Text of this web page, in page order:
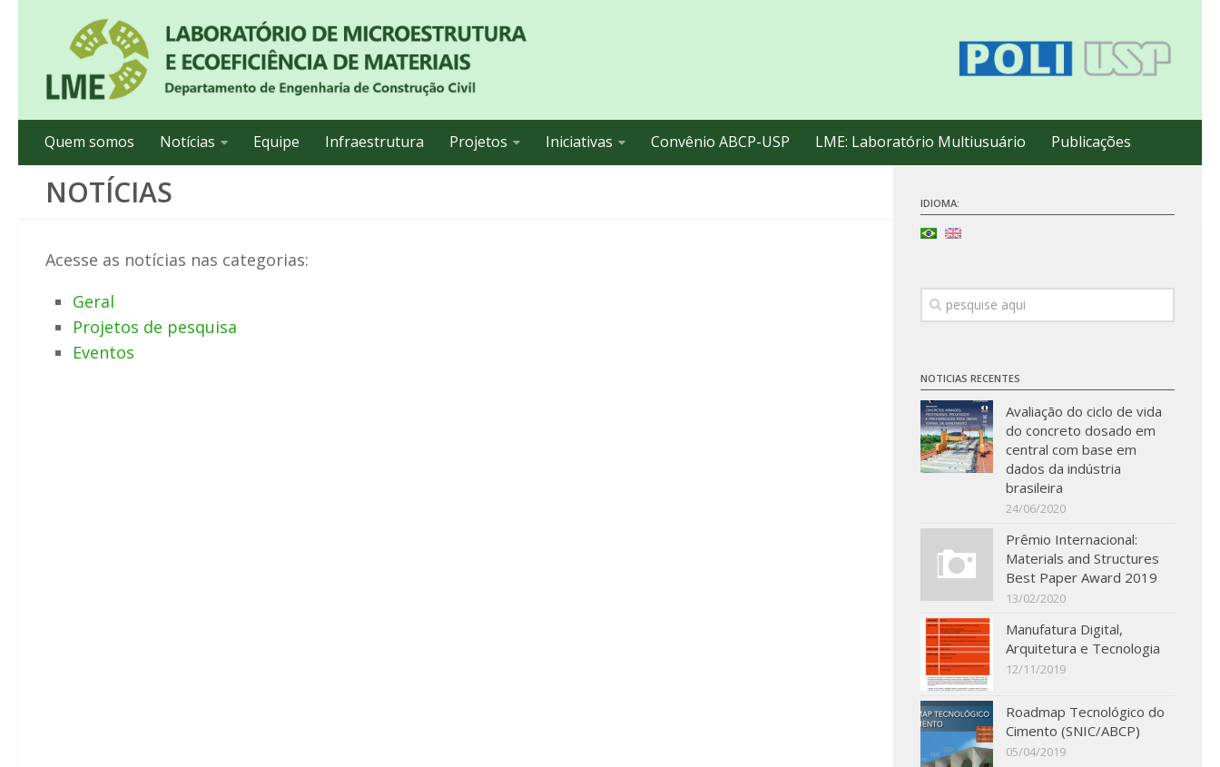
Quem somos Notícias Equipe Infraestrutura Projetos Iniciativas Convênio ABCP-USP LME: Laboratório Multiusuário Publicações
NOTÍCIAS
Acesse as notícias nas categorias:
Geral
Projetos de pesquisa
Eventos
IDIOMA:
NOTICIAS RECENTES
Avaliação do ciclo de vida
do concreto dosado em
central com base em
dados da indústria
brasileira
24/06/2020
Prêmio Internacional:
Materials and Structures
Best Paper Award 2019
13/02/2020
Manufatura Digital,
Arquitetura e Tecnologia
12/11/2019
Roadmap Tecnológico do
Cimento (SNIC/ABCP)
05/04/2019